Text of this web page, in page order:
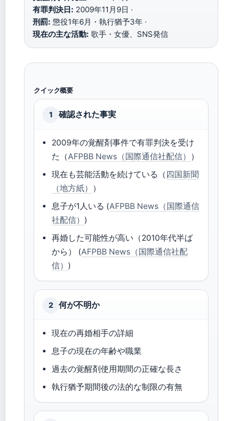
有罪判決日: 2009年11月9日 ·
刑罰: 懲役1年6月・執行猶予3年 ·
現在の主な活動: 歌手・女優、SNS発信
クイック概要
1 確認された事実
2009年の覚醒剤事件で有罪判決を受け
た（AFPBB News（国際通信社配信） ）
現在も芸能活動を続けている（ 四国新聞
（地方紙） ）
息子が1人いる (AFPBB News（国際通信
社配信） )
再婚した可能性が高い（2010年代半ば
から） (AFPBB News（国際通信社配
信） )
2 何が不明か
現在の再婚相手の詳細
息子の現在の年齢や職業
過去の覚醒剤使用期間の正確な長さ
執行猶予期間後の法的な制限の有無